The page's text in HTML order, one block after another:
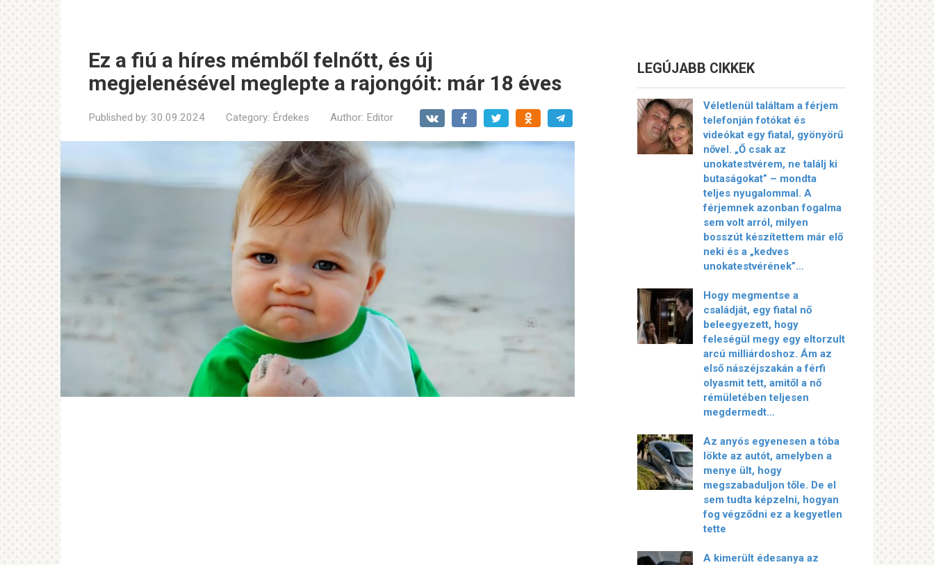
Ez a fiú a híres mémből felnőtt, és új
megjelenésével meglepte a rajongóit: már 18 éves
Published by: 30.09.2024 Category: Érdekes Author: Editor
LEGÚJABB CIKKEK
Véletlenül találtam a férjem
telefonján fotókat és
videókat egy fiatal, gyönyörű
nővel. „Ő csak az
unokatestvérem, ne találj ki
butaságokat” – mondta
teljes nyugalommal. A
férjemnek azonban fogalma
sem volt arról, milyen
bosszút készítettem már elő
neki és a „kedves
unokatestvérének”…
Hogy megmentse a
családját, egy fiatal nő
beleegyezett, hogy
feleségül megy egy eltorzult
arcú milliárdoshoz. Ám az
első nászéjszakán a férfi
olyasmit tett, amitől a nő
rémületében teljesen
megdermedt…
Az anyós egyenesen a tóba
lökte az autót, amelyben a
menye ült, hogy
megszabaduljon tőle. De el
sem tudta képzelni, hogyan
fog végződni ez a kegyetlen
tette
A kimerült édesanya az